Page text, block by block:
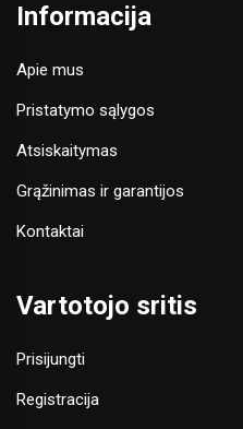
Informacija
Apie mus
Pristatymo sąlygos
Atsiskaitymas
Grąžinimas ir garantijos
Kontaktai
Vartotojo sritis
Prisijungti
Registracija